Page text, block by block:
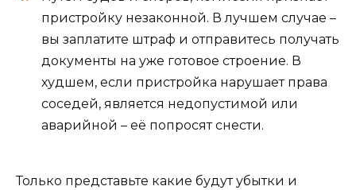
пристройку незаконной. В лучшем случае –
вы заплатите штраф и отправитесь получать
документы на уже готовое строение. В
худшем, если пристройка нарушает права
соседей, является недопустимой или
аварийной – её попросят снести.
Только представьте какие будут убытки и